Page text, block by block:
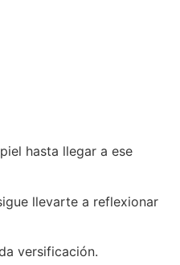
hasta llegar a ese
llevarte a reflexionar
versificación.